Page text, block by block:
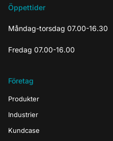
Öppettider
Måndag-torsdag 07.00-16.30
Fredag 07.00-16.00
Företag
Produkter
Industrier
Kundcase